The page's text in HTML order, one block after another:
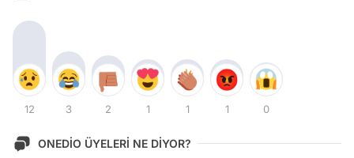
12 3 2 1 1 1 0
ONEDİO ÜYELERİ NE DİYOR?